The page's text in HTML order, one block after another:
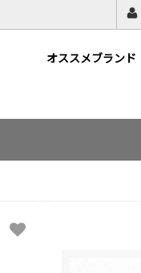
オススメブランド